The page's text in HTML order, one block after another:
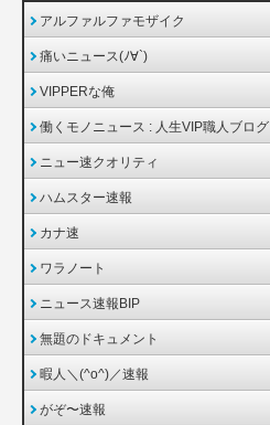
アルファルファモザイク
痛いニュース(ﾉ∀`)
VIPPERな俺
働くモノニュース : 人生VIP職人ブログ
ニュー速クオリティ
ハムスター速報
カナ速
ワラノート
ニュース速報BIP
無題のドキュメント
暇人＼(^o^)／速報
がぞ〜速報